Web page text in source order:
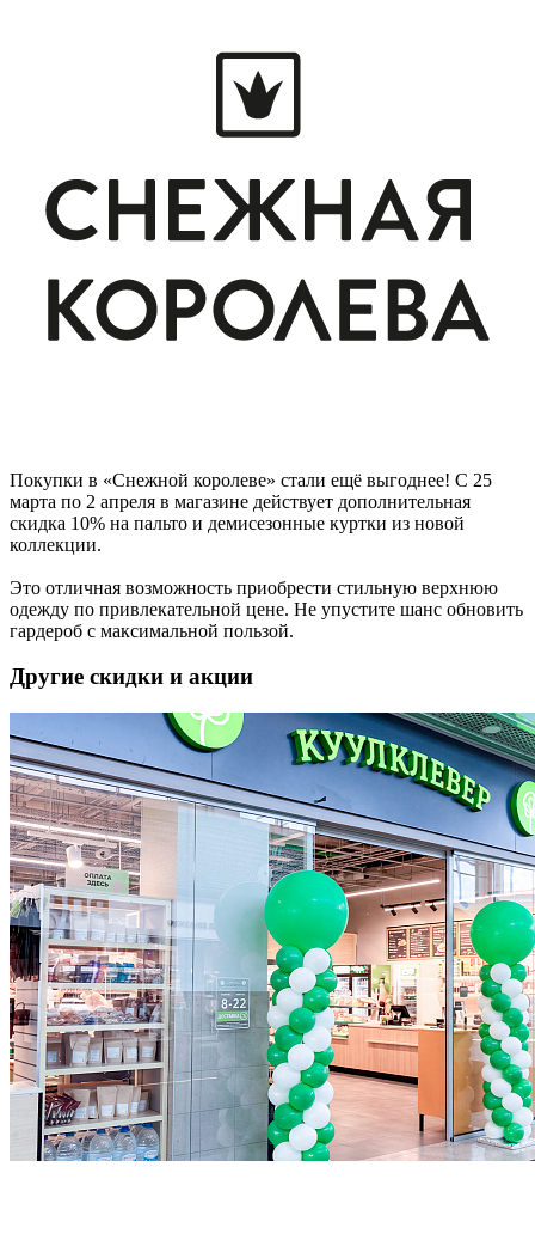
Покупки в «Снежной королеве» стали ещё выгоднее! С 25
марта по 2 апреля в магазине действует дополнительная
скидка 10% на пальто и демисезонные куртки из новой
коллекции.
Это отличная возможность приобрести стильную верхнюю
одежду по привлекательной цене. Не упустите шанс обновить
гардероб с максимальной пользой.
Другие скидки и акции